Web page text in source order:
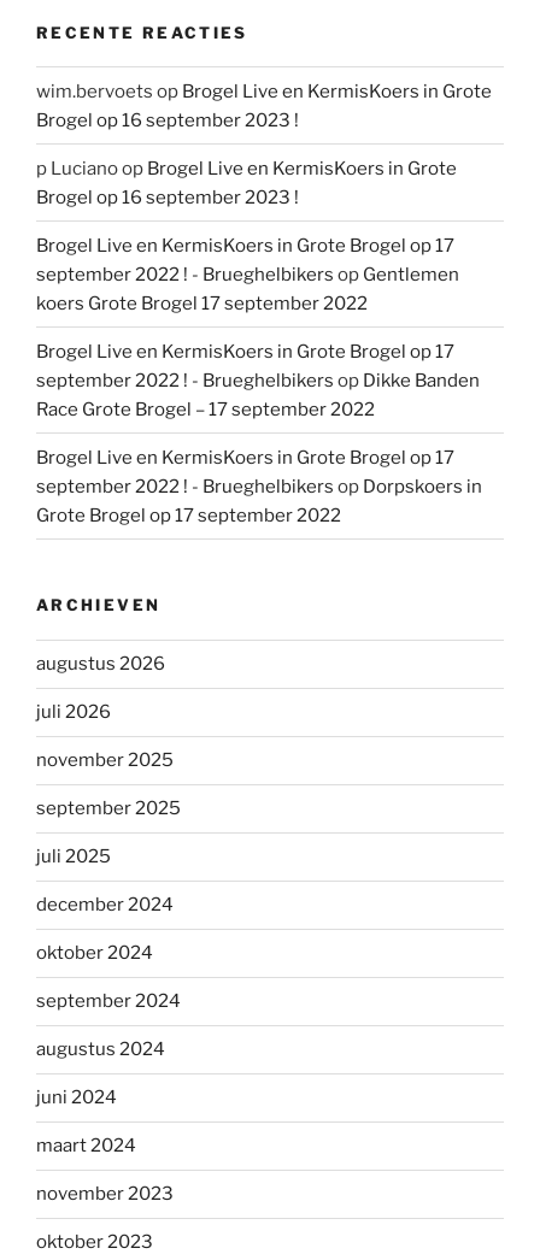
RECENTE REACTIES
wim.bervoets op Brogel Live en KermisKoers in Grote
Brogel op 16 september 2023 !
p Lucianoop Brogel Live en KermisKoers in Grote
Brogel op 16 september 2023 !
Brogel Live en KermisKoers in Grote Brogel op 17
september 2022 ! - Brueghelbikers op Gentlemen
koers Grote Brogel 17 september 2022
Brogel Live en KermisKoers in Grote Brogel op 17
september 2022 ! - Brueghelbikers op Dikke Banden
Race Grote Brogel – 17 september 2022
Brogel Live en KermisKoers in Grote Brogel op 17
september 2022 ! - Brueghelbikers op Dorpskoers in
Grote Brogel op 17 september 2022
ARCHIEVEN
augustus 2026
juli 2026
november 2025
september 2025
juli 2025
december 2024
oktober 2024
september 2024
augustus 2024
juni 2024
maart 2024
november 2023
oktober 2023